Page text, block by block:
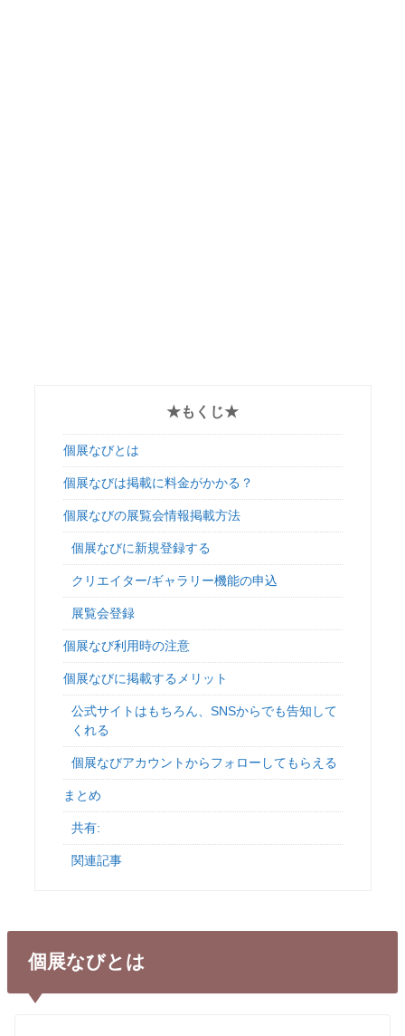
★もくじ★
個展なびとは
個展なびは掲載に料金がかかる？
個展なびの展覧会情報掲載方法
個展なびに新規登録する
クリエイター/ギャラリー機能の申込
展覧会登録
個展なび利用時の注意
個展なびに掲載するメリット
公式サイトはもちろん、SNSからでも告知して
くれる
個展なびアカウントからフォローしてもらえる
まとめ
共有:
関連記事
個展なびとは